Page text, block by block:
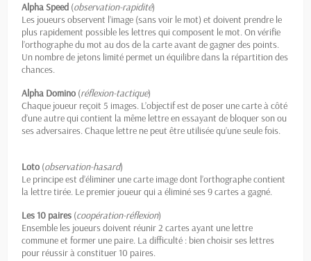
Alpha Speed (observation-rapidité)
Les joueurs observent l’image (sans voir le mot) et doivent prendre le
plus rapidement possible les lettres qui composent le mot. On vérifie
l’orthographe du mot au dos de la carte avant de gagner des points.
Un nombre de jetons limité permet un équilibre dans la répartition des
chances.
Alpha Domino (réflexion-tactique)
Chaque joueur reçoit 5 images. L’objectif est de poser une carte à côté
d’une autre qui contient la même lettre en essayant de bloquer son ou
ses adversaires. Chaque lettre ne peut être utilisée qu’une seule fois.
Loto (observation-hasard)
Le principe est d’éliminer une carte image dont l’orthographe contient
la lettre tirée. Le premier joueur qui a éliminé ses 9 cartes a gagné.
Les 10 paires (coopération-réflexion)
Ensemble les joueurs doivent réunir 2 cartes ayant une lettre
commune et former une paire. La difficulté : bien choisir ses lettres
pour réussir à constituer 10 paires.